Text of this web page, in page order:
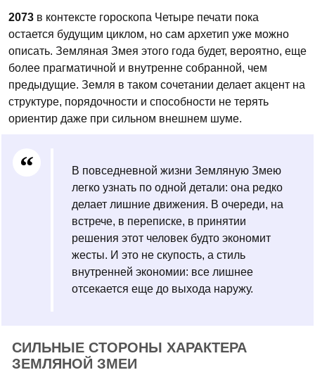
2073 в контексте гороскопа Четыре печати пока
остается будущим циклом, но сам архетип уже можно
описать. Земляная Змея этого года будет, вероятно, еще
более прагматичной и внутренне собранной, чем
предыдущие. Земля в таком сочетании делает акцент на
структуре, порядочности и способности не терять
ориентир даже при сильном внешнем шуме.
В повседневной жизни Земляную Змею
легко узнать по одной детали: она редко
делает лишние движения. В очереди, на
встрече, в переписке, в принятии
решения этот человек будто экономит
жесты. И это не скупость, а стиль
внутренней экономии: все лишнее
отсекается еще до выхода наружу.
СИЛЬНЫЕ СТОРОНЫ ХАРАКТЕРА
ЗЕМЛЯНОЙ ЗМЕИ